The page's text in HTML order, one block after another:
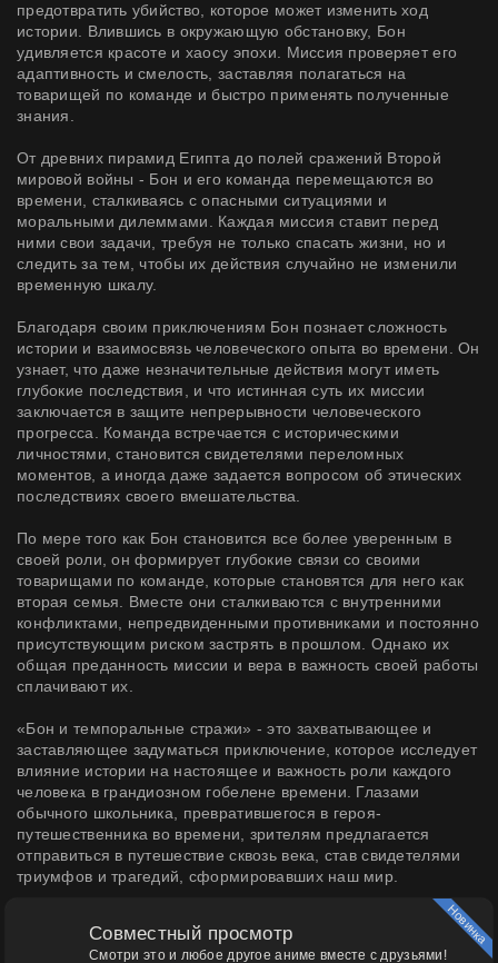
предотвратить убийство, которое может изменить ход
истории. Влившись в окружающую обстановку, Бон
удивляется красоте и хаосу эпохи. Миссия проверяет его
адаптивность и смелость, заставляя полагаться на
товарищей по команде и быстро применять полученные
знания.
От древних пирамид Египта до полей сражений Второй
мировой войны - Бон и его команда перемещаются во
времени, сталкиваясь с опасными ситуациями и
моральными дилеммами. Каждая миссия ставит перед
ними свои задачи, требуя не только спасать жизни, но и
следить за тем, чтобы их действия случайно не изменили
временную шкалу.
Благодаря своим приключениям Бон познает сложность
истории и взаимосвязь человеческого опыта во времени. Он
узнает, что даже незначительные действия могут иметь
глубокие последствия, и что истинная суть их миссии
заключается в защите непрерывности человеческого
прогресса. Команда встречается с историческими
личностями, становится свидетелями переломных
моментов, а иногда даже задается вопросом об этических
последствиях своего вмешательства.
По мере того как Бон становится все более уверенным в
своей роли, он формирует глубокие связи со своими
товарищами по команде, которые становятся для него как
вторая семья. Вместе они сталкиваются с внутренними
конфликтами, непредвиденными противниками и постоянно
присутствующим риском застрять в прошлом. Однако их
общая преданность миссии и вера в важность своей работы
сплачивают их.
«Бон и темпоральные стражи» - это захватывающее и
заставляющее задуматься приключение, которое исследует
влияние истории на настоящее и важность роли каждого
человека в грандиозном гобелене времени. Глазами
обычного школьника, превратившегося в героя-
путешественника во времени, зрителям предлагается
отправиться в путешествие сквозь века, став свидетелями
триумфов и трагедий, сформировавших наш мир.
Совместный просмотр
Смотри это и любое другое аниме вместе с друзьями!
Новинка